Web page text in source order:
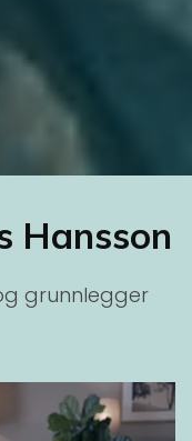
Hansson
grunnlegger